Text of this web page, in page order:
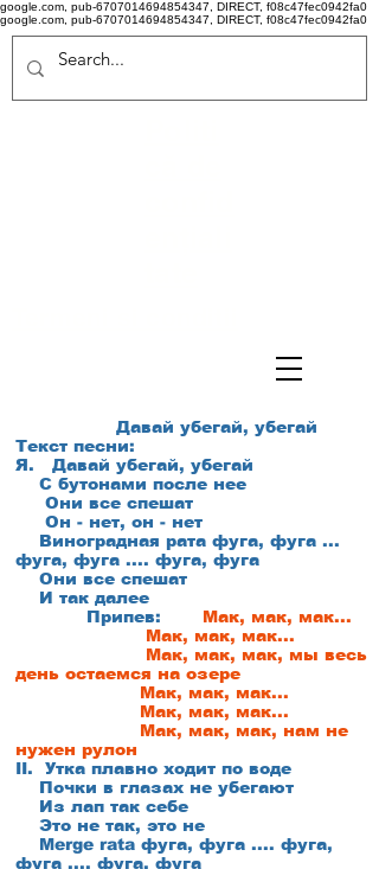
google.com, pub-6707014694854347, DIRECT, f08c47fec0942fa0
google.com, pub-6707014694854347, DIRECT, f08c47fec0942fa0
Давай убегай, убегай
Текст песни:
Я.
Давай убегай, убегай
С бутонами после нее
Они все спешат
Он - нет, он - нет
Виноградная рата фуга, фуга ...
фуга, фуга .... фуга, фуга
Они все спешат
И так далее
Припев:
Мак, мак, мак...
Мак, мак, мак...
Мак, мак, мак, мы весь
день остаемся на озере
Мак, мак, мак...
Мак, мак, мак...
Мак, мак, мак, нам не
нужен рулон
II.
Утка плавно ходит по воде
Почки в глазах не убегают
Из лап так себе
Это не так, это не
Merge rata фуга, фуга .... фуга,
фуга .... фуга, фуга